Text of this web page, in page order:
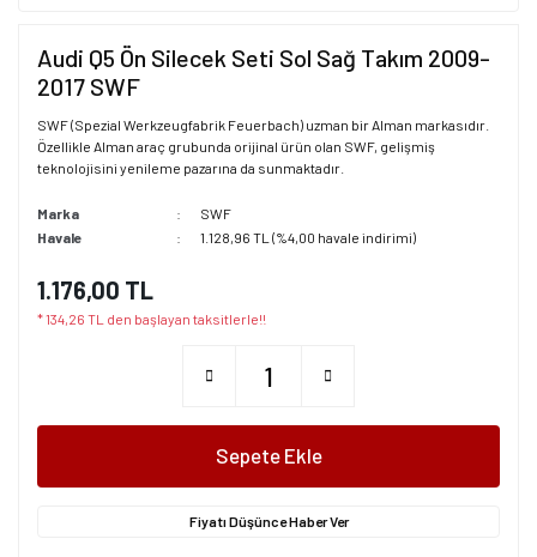
Audi Q5 Ön Silecek Seti Sol Sağ Takım 2009-
2017 SWF
SWF (Spezial Werkzeugfabrik Feuerbach) uzman bir Alman markasıdır.
Özellikle Alman araç grubunda orijinal ürün olan SWF, gelişmiş
teknolojisini yenileme pazarına da sunmaktadır.
Marka
SWF
Havale
1.128,96 TL (%4,00 havale indirimi)
1.176,00 TL
* 134,26 TL den başlayan taksitlerle!!
Sepete Ekle
Fiyatı Düşünce Haber Ver